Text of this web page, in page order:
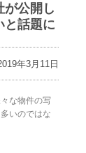
公開し
と話題に
年3月11日
な物件の写
いのではな